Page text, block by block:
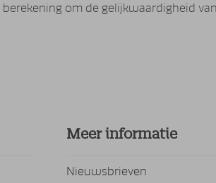
berekening om de gelijkwaardigheid
Meer informatie
Nieuwsbrieven